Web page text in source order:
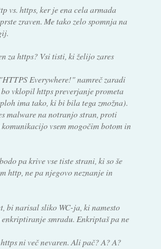
vs. https, ker je ena cela armada
zraven. Me tako zelo spomnja na
za https? Vsi tisti, ki želijo zares
Everywhere!" namreč zaradi
vklopil https preverjanje prometa
ima tako, ki bi bila tega zmožna).
malware na notranjo stran, proti
vsem mogočim botom in
pa krive vse tiste strani, ki so še
http, ne pa njegovo neznanje in
bi narisal sliko WC-ja, ki namesto
smradu. Enkriptaš pa ne
ni več nevaren. Ali pač? A? A?